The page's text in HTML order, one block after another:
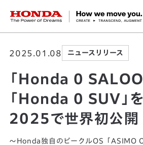
HONDA The Power of Dreams
2025.01.08 ニュースリリース
「Honda 0
「Honda 0 SUV」
2025で世界初公開
～Honda独自のビークルOS「ASIMO